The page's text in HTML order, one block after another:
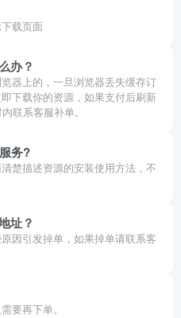
载页面
办？
器上的，一旦浏览器丢失缓存订
下载你的资源，如果支付后刷新
联系客服补单。
务?
楚描述资源的安装使用方法，不
址？
因引发掉单，如果掉单请联系客
要再下单。